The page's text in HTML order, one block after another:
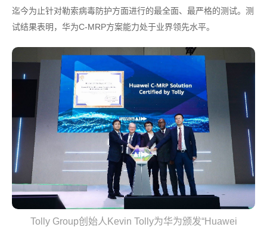
迄今为止针对勒索病毒防护方面进行的最全面、最严格的测试。测
试结果表明，华为C-MRP方案能力处于业界领先水平。
Tolly Group创始人Kevin Tolly为华为颁发“Huawei